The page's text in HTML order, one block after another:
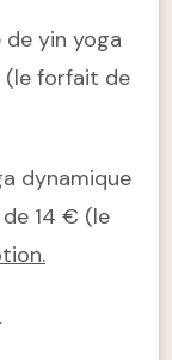
de yin yoga
(le forfait de
dynamique
de 14 € (le